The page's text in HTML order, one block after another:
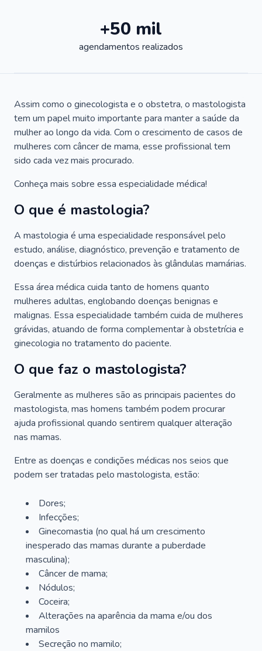
+50 mil
agendamentos realizados
Assim como o ginecologista e o obstetra, o mastologista
tem um papel muito importante para manter a saúde da
mulher ao longo da vida. Com o crescimento de casos de
mulheres com câncer de mama, esse profissional tem
sido cada vez mais procurado.
Conheça mais sobre essa especialidade médica!
O que é mastologia?
A mastologia é uma especialidade responsável pelo
estudo, análise, diagnóstico, prevenção e tratamento de
doenças e distúrbios relacionados às glândulas mamárias.
Essa área médica cuida tanto de homens quanto
mulheres adultas, englobando doenças benignas e
malignas. Essa especialidade também cuida de mulheres
grávidas, atuando de forma complementar à obstetrícia e
ginecologia no tratamento do paciente.
O que faz o mastologista?
Geralmente as mulheres são as principais pacientes do
mastologista, mas homens também podem procurar
ajuda profissional quando sentirem qualquer alteração
nas mamas.
Entre as doenças e condições médicas nos seios que
podem ser tratadas pelo mastologista, estão:
Dores;
Infecções;
Ginecomastia (no qual há um crescimento
inesperado das mamas durante a puberdade
masculina);
Câncer de mama;
Nódulos;
Coceira;
Alterações na aparência da mama e/ou dos
mamilos
Secreção no mamilo;